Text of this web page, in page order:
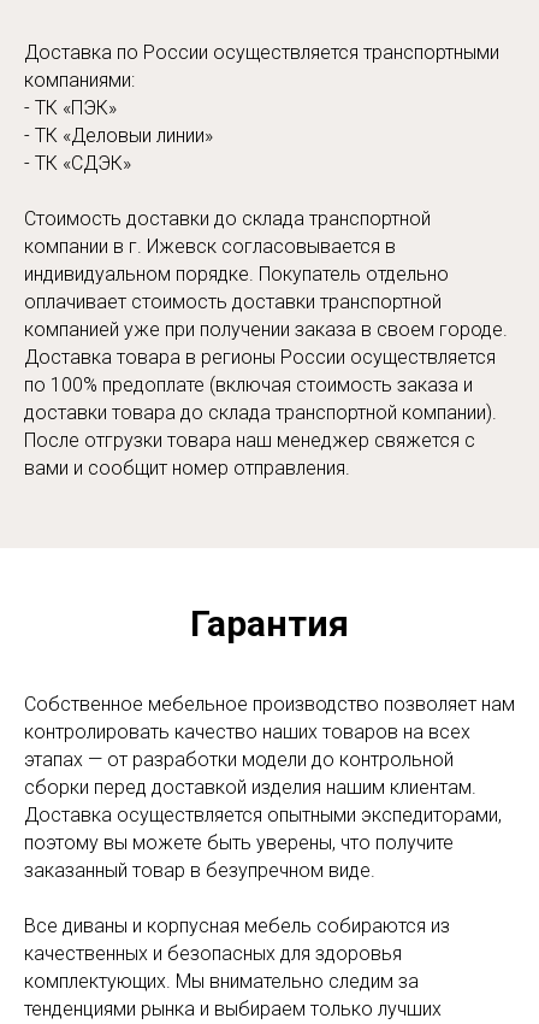
Доставка по России осуществляется транспортными
компаниями:
- ТК «ПЭК»
- ТК «Деловыи линии»
- ТК «СДЭК»
Стоимость доставки до склада транспортной
компании в г. Ижевск согласовывается в
индивидуальном порядке. Покупатель отдельно
оплачивает стоимость доставки транспортной
компанией уже при получении заказа в своем городе.
Доставка товара в регионы России осуществляется
по 100% предоплате (включая стоимость заказа и
доставки товара до склада транспортной компании).
После отгрузки товара наш менеджер свяжется с
вами и сообщит номер отправления.
Гарантия
Собственное мебельное производство позволяет нам
контролировать качество наших товаров на всех
этапах — от разработки модели до контрольной
сборки перед доставкой изделия нашим клиентам.
Доставка осуществляется опытными экспедиторами,
поэтому вы можете быть уверены, что получите
заказанный товар в безупречном виде.
Все диваны и корпусная мебель собираются из
качественных и безопасных для здоровья
комплектующих. Мы внимательно следим за
тенденциями рынка и выбираем только лучших